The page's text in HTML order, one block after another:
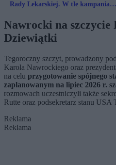
Rady Lekarskiej. W tle kampania
Nawrocki na szczycie
Dziewiątki
Tegoroczny szczyt, prowadzony
Karola Nawrockiego oraz
na celu przygotowanie spójnego
zaplanowanym na lipiec 2026 r.
rozmowach uczestniczyli także
Rutte oraz podsekretarz stanu USA
Reklama
Reklama